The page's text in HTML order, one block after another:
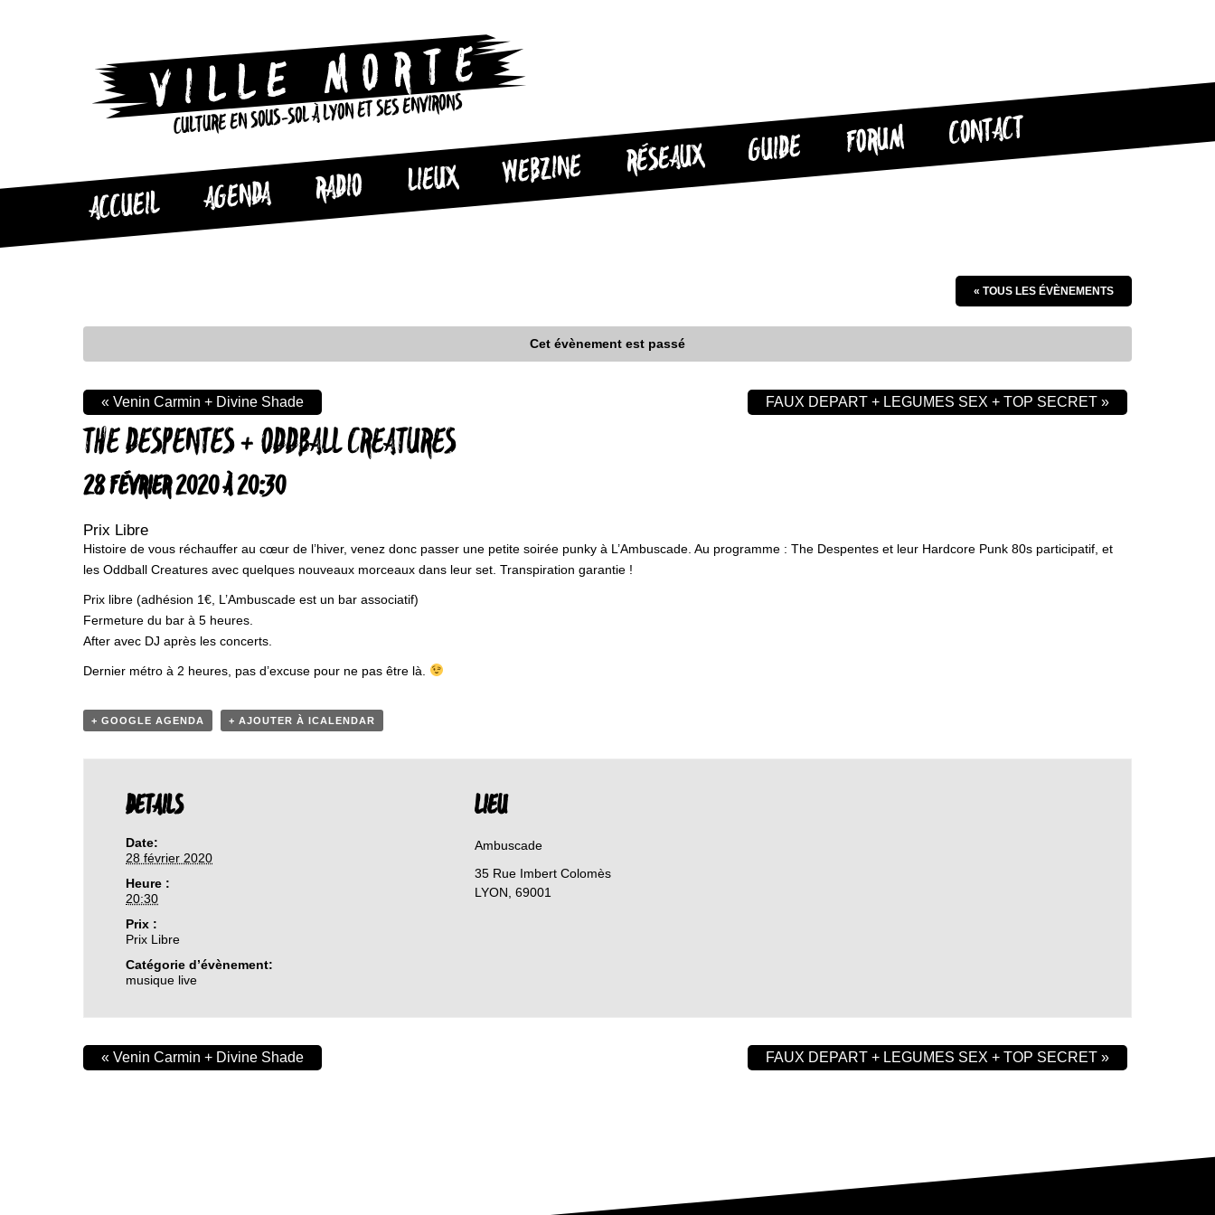
CULTURE EN SOUS-SOL À LYON ET SES ENVIRONS
ACCUEIL AGENDA RADIO LIEUX WEBZINE RÉSEAUX GUIDE FORUM CONTACT
« TOUS LES ÉVÈNEMENTS
Cet évènement est passé
THE DESPENTES + ODDBALL CREATURES
28 FÉVRIER 2020 À 20:30
Prix Libre
« Venin Carmin + Divine Shade FAUX DEPART + LEGUMES SEX + TOP SECRET »
Histoire de vous réchauffer au cœur de l’hiver, venez donc passer une petite soirée punky à L’Ambuscade. Au programme : The Despentes et leur Hardcore Punk 80s participatif, et
les Oddball Creatures avec quelques nouveaux morceaux dans leur set. Transpiration garantie !
Prix libre (adhésion 1€, L’Ambuscade est un bar associatif)
Fermeture du bar à 5 heures.
After avec DJ après les concerts.
Dernier métro à 2 heures, pas d’excuse pour ne pas être là.
+ GOOGLE AGENDA + AJOUTER À ICALENDAR
DETAILS
Date:
28 février 2020
Heure :
20:30
Prix :
Prix Libre
Catégorie d’évènement:
musique live
LIEU
Ambuscade
35 Rue Imbert Colomès
LYON 69001
« Venin Carmin + Divine Shade FAUX DEPART + LEGUMES SEX + TOP SECRET »